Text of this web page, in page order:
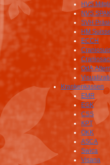
HVS
NVS
SVH
HM Suisse
ECCH
OdA
Krankenkassen
EMR
EGK
CSS
KPT
ÖKK
ASCA
Swica
Visana